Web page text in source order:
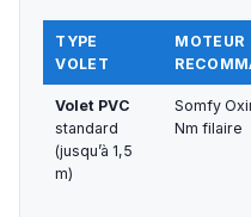
TYPE
VOLET
MOTEUR
Volet PVC
standard
(jusqu’à 1,5
m)
Somfy
Nm filaire